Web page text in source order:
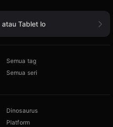
atau Tablet lo
Semua tag
Semua seri
Dinosaurus
Platform